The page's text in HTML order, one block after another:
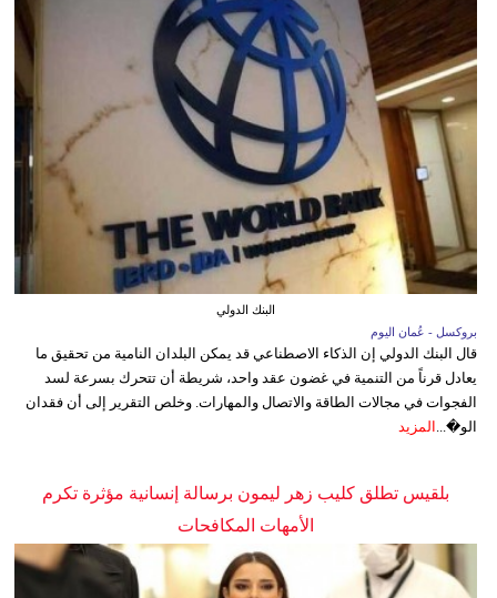
البنك الدولي
بروكسل - عُمان اليوم
قال البنك الدولي إن الذكاء الاصطناعي قد يمكن البلدان النامية من تحقيق ما
يعادل قرناً من التنمية في غضون عقد واحد، شريطة أن تتحرك بسرعة لسد
الفجوات في مجالات الطاقة والاتصال والمهارات. وخلص التقرير إلى أن فقدان
الو�...
المزيد
بلقيس تطلق كليب زهر ليمون برسالة إنسانية مؤثرة تكرم
الأمهات المكافحات